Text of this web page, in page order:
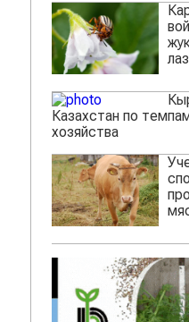
Казахстан по
хозяйства